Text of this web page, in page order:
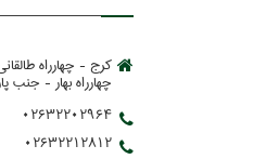
کرج - چهارراه
چهارراه بهار - جنب
02632202964
02632212812